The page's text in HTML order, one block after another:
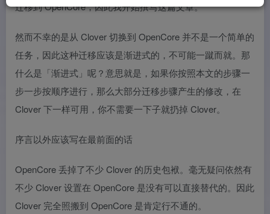
迁移到 OpenCore，因此我开始撰写这篇文章。
然而不幸的是从 Clover 切换到 OpenCore 并不是一个简单的
任务，因此这种迁移应该是渐进式的，不可能一蹴而就。那
什么是「渐进式」呢？意思就是，如果你按照本文的步骤一
步一步按顺序进行，那么大部分迁移步骤产生的修改，在
Clover 下一样可用，你不需要一下子就扔掉 Clover。
序言以外应该写在最前面的话
OpenCore 丢掉了不少 Clover 的历史包袱。毫无疑问依然有
不少 Clover 设置在 OpenCore 是没有可以直接替代的。因此
Clover 完全照搬到 OpenCore 是肯定行不通的。